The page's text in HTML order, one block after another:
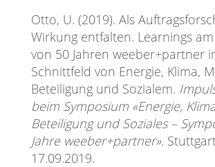
Otto, U. (2019). Als
Wirkung entfalten. Learnings
von 50 Jahren weeber+partner
Schnittfeld von Energie, Klima,
Beteiligung und Sozialem.
beim Symposium «Energie,
Beteiligung und Soziales –
Jahre weeber+partner».
17.09.2019.